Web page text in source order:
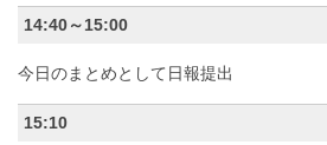
14:40～15:00
今日のまとめとして日報提出
15:10